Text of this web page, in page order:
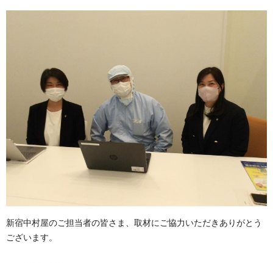
新宿中村屋のご担当者の皆さま、取材にご協力いただきありがとう
ございます。